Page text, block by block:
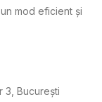
mod eficient și
3, București